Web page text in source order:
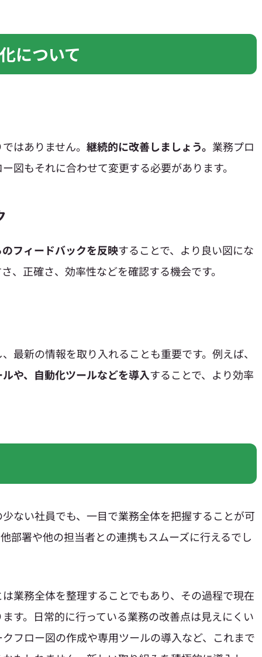
について
はありません。 継続的に改善しましょう。 業務プロ
図もそれに合わせて変更する必要があります。
フィードバックを反映することで、より良い図にな
、正確さ、効率性などを確認する機会です。
最新の情報を取り入れることも重要です。例えば、
や、自動化ツールなどを導入することで、より効率
ない社員でも、一目で業務全体を把握することが可
部署や他の担当者との連携もスムーズに行えるでし
業務全体を整理することでもあり、その過程で現在
す。日常的に行っている業務の改善点は見えにくい
フロー図の作成や専用ツールの導入など、これまで